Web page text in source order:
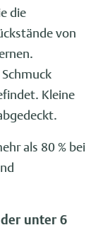
die
von
Kleine
als 80 % bei
unter 6